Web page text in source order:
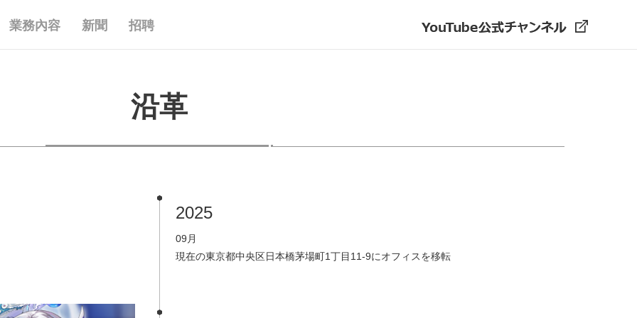
業務內容 新聞 招聘
沿革
2025
09月
現在の東京都中央区日本橋茅場町1丁目11-9にオフィスを移転